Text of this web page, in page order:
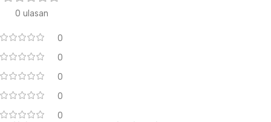
0 ulasan
0
0
0
0
0